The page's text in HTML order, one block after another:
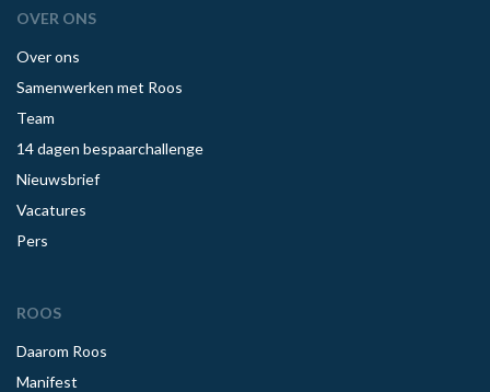
OVER ONS
Over ons
Samenwerken met Roos
Team
14 dagen bespaarchallenge
Nieuwsbrief
Vacatures
Pers
ROOS
Daarom Roos
Manifest